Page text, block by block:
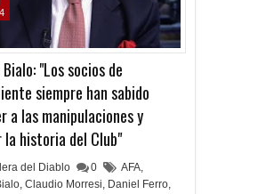
"Los socios de
siempre han sabido
a las manipulaciones y
la historia del Club"
del Diablo 0 AFA,
, Claudio Morresi, Daniel Ferro,